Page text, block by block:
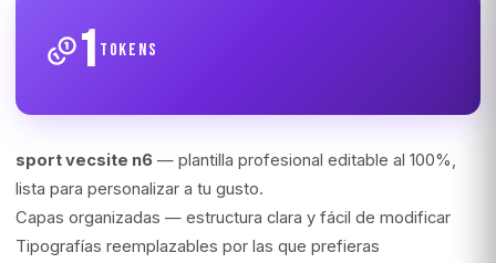
1 tokens
sport vecsite n6 — plantilla profesional editable al 100%,
lista para personalizar a tu gusto.
Capas organizadas — estructura clara y fácil de modificar
Tipografías reemplazables por las que prefieras